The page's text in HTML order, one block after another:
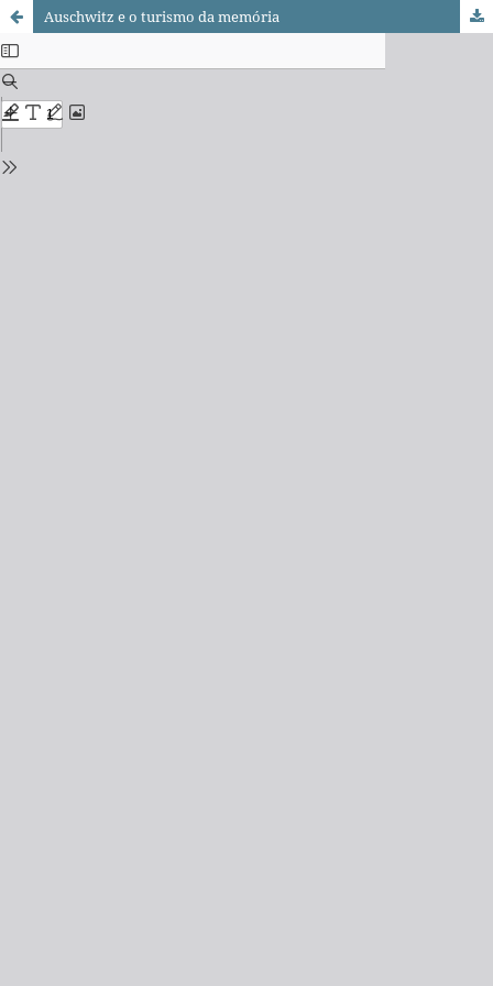
Auschwitz e o turismo da memória